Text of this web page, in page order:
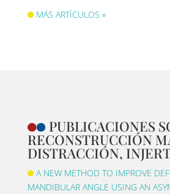
MÁS ARTÍCULOS »
PUBLICACIONES
RECONSTRUCCIÓN
DISTRACCIÓN,
A NEW METHOD TO IMPROVE
MANDIBULAR ANGLE USING AN